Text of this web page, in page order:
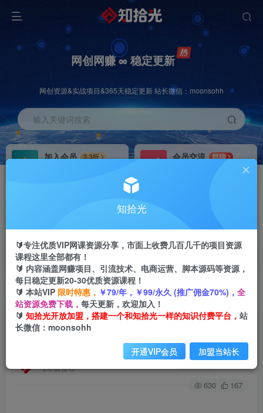
网创网赚 ∞ 稳定更新
网创资源&实战项目&365天稳定更新 站长微信：moonsohh
输入关键词搜索
加入会员
3.3折
会员交流
群聊
首页 创业课程 会员免费 正文
视频号矩阵带货训练营，批量暴力起号，撬动视频
号流量，月利润5w+
2年前发布
关注 私信
630 167
知拾光
🔰专注优质VIP网课资源分享，市面上收费几百几千的项目资源
课程这里全部都有！
🔰 内容涵盖网赚项目、引流技术、电商运营、脚本源码等资源，
每日稳定更新20-30优质资源课程！
🔰 本站VIP 限时特惠， ￥79/年，￥99/永久 (推广佣金70%)， 全
站资源免费下载， 每天更新，欢迎加入！
🔰 知拾光开放加盟，搭建一个和知拾光一样的知识付费平台， 站
长微信：moonsohh
开通VIP会员 加盟当站长